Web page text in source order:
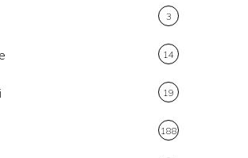
3
14
19
188